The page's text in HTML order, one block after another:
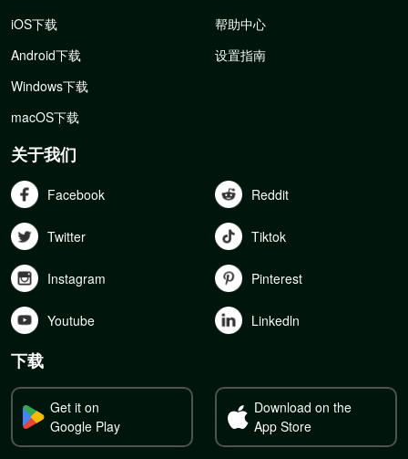
iOS下载
Android下载
Windows下载
macOS下载
帮助中心
设置指南
关于我们
Facebook Reddit
Twitter Tiktok
Instagram Pinterest
Youtube Linkedln
下载
Get it on
Google Play
Download on the
App Store